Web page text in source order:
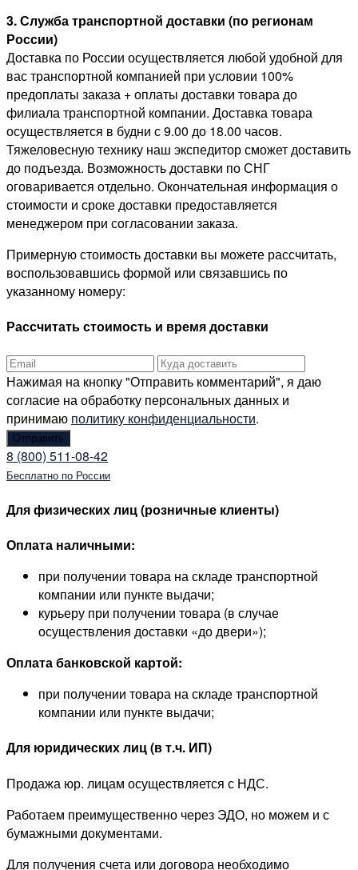
3. Служба транспортной доставки (по регионам
России)
Доставка по России осуществляется любой удобной для
вас транспортной компанией при условии 100%
предоплаты заказа + оплаты доставки товара до
филиала транспортной компании. Доставка товара
осуществляется в будни с 9.00 до 18.00 часов.
Тяжеловесную технику наш экспедитор сможет доставить
до подъезда. Возможность доставки по СНГ
оговаривается отдельно. Окончательная информация о
стоимости и сроке доставки предоставляется
менеджером при согласовании заказа.
Примерную стоимость доставки вы можете рассчитать,
воспользовавшись формой или связавшись по
указанному номеру:
Рассчитать стоимость и время доставки
Нажимая на кнопку "Отправить комментарий", я даю
согласие на обработку персональных данных и
принимаю политику конфиденциальности.
8 (800) 511-08-42
Бесплатно по России
Для физических лиц (розничные клиенты)
Оплата наличными:
при получении товара на складе транспортной
компании или пункте выдачи;
курьеру при получении товара (в случае
осуществления доставки «до двери»);
Оплата банковской картой:
при получении товара на складе транспортной
компании или пункте выдачи;
Для юридических лиц (в т.ч. ИП)
Продажа юр. лицам осуществляется с НДС.
Работаем преимущественно через ЭДО, но можем и с
бумажными документами.
Для получения счета или договора необходимо